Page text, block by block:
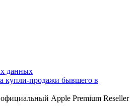
данных
купли-продажи бывшего в
Apple Premium Reseller